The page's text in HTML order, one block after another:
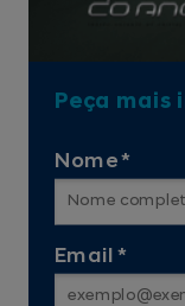
Peça mais
Nome *
Email *